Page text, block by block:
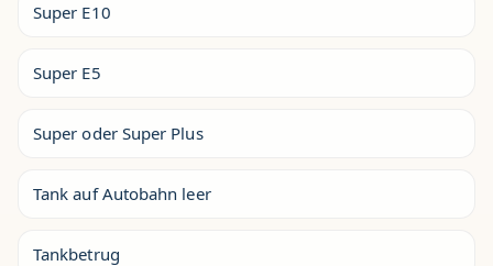
Super E10
Super E5
Super oder Super Plus
Tank auf Autobahn leer
Tankbetrug